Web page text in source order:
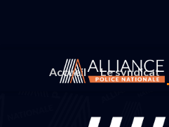
Accueil Le syndicat
Vous êtes ici : Accueil